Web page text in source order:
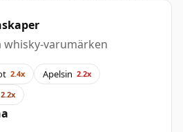
whisky-varumärken
2.4x Apelsin 2.2x
2.2x